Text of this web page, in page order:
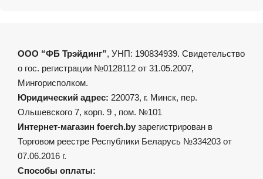
ООО “ФБ Трэйдинг”, УНП: 190834939. Свидетельство
о гос. регистрации №0128112 от 31.05.2007,
Мингорисполком.
Юридический адрес: 220073, г. Минск, пер.
Ольшевского 7, корп. 9 , пом. №101
Интернет-магазин foerch.by зарегистрирован в
Торговом реестре Республики Беларусь №334203 от
07.06.2016 г.
Способы оплаты: